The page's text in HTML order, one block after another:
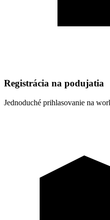
Registrácia na podujatia
Jednoduché prihlasovanie na